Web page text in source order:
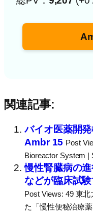
関連記事:
バイオ医薬開
Ambr 15 Post
Bioreactor System
慢性腎臓病の
などが臨床試
Post Views: 49 東
た「慢性便秘治療